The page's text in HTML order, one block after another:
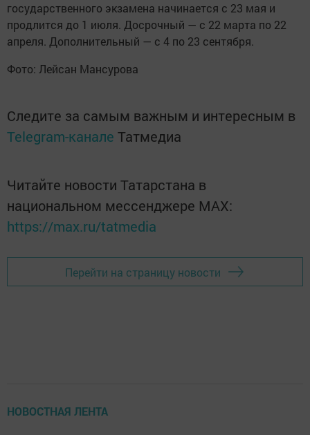
государственного экзамена начинается с 23 мая и
продлится до 1 июля. Досрочный — с 22 марта по 22
апреля. Дополнительный — с 4 по 23 сентября.
Фото: Лейсан Мансурова
Следите за самым важным и интересным в
Telegram-канале Татмедиа
Читайте новости Татарстана в
национальном мессенджере MАХ:
https://max.ru/tatmedia
Перейти на страницу новости
НОВОСТНАЯ ЛЕНТА